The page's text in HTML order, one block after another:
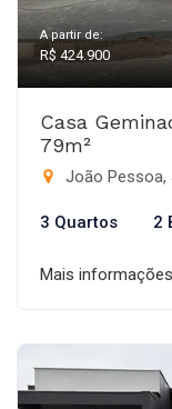
A partir de:
R$ 424.900
Casa
79m²
João Pessoa,
3 Quartos 2
Mais informações